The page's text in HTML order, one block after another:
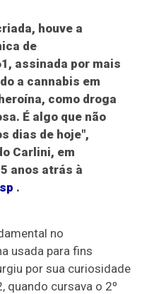
houve a
de
assinada por mais
a cannabis em
como droga
É algo que não
dias de hoje",
Carlini, em
anos atrás à
.
no
usada para fins
por sua curiosidade
quando cursava o 2º